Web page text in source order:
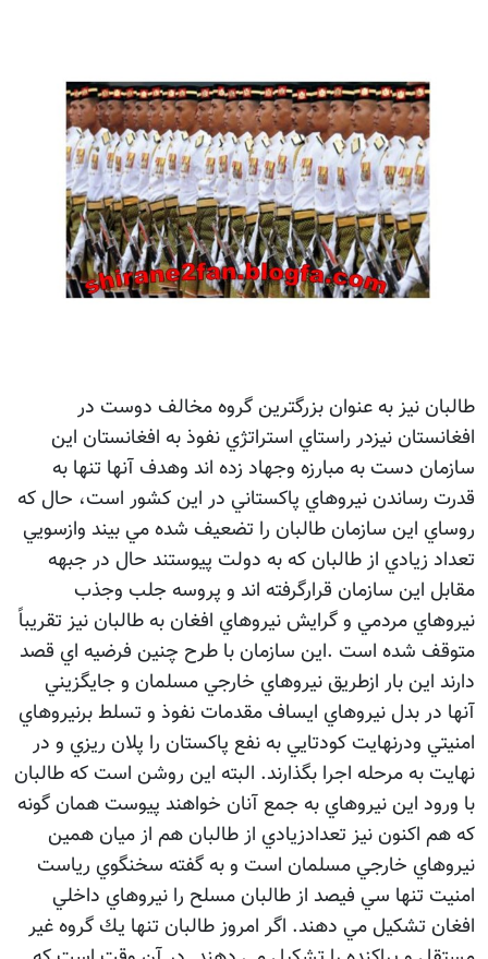
طالبان نيز به عنوان بزرگترين گروه مخالف دوست در
افغانستان نيزدر راستاي استراتژي نفوذ به افغانستان اين
سازمان دست به مبارزه وجهاد زده اند وهدف آنها تنها به
قدرت رساندن نيروهاي پاكستاني در اين كشور است، حال كه
روساي اين سازمان طالبان را تضعيف شده مي بيند وازسويي
تعداد زيادي از طالبان كه به دولت پيوستند حال در جبهه
مقابل اين سازمان قرارگرفته اند و پروسه جلب وجذب
نيروهاي مردمي و گرايش نيروهاي افغان به طالبان نيز تقريباً
متوقف شده است .اين سازمان با طرح چنين فرضيه اي قصد
دارند اين بار ازطريق نيروهاي خارجي مسلمان و جايگزيني
آنها در بدل نيروهاي ايساف مقدمات نفوذ و تسلط برنيروهاي
امنيتي ودرنهايت كودتايي به نفع پاكستان را پلان ريزي و در
نهايت به مرحله اجرا بگذارند. البته اين روشن است كه طالبان
با ورود اين نيروهاي به جمع آنان خواهند پيوست همان گونه
كه هم اكنون نيز تعدادزيادي از طالبان هم از ميان همين
نيروهاي خارجي مسلمان است و به گفته سخنگوي رياست
امنيت تنها سي فيصد از طالبان مسلح را نيروهاي داخلي
افغان تشكيل مي دهند. اگر امروز طالبان تنها يك گروه غير